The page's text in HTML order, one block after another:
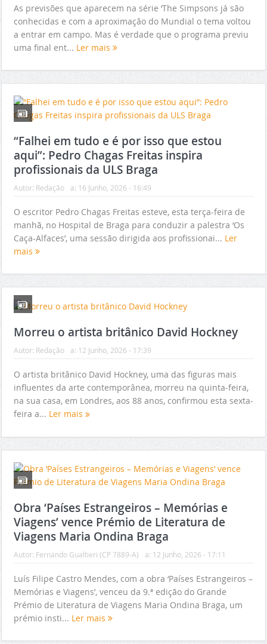
As previsões que aparecem na série ‘The Simpsons já são
conhecidas e com a aproximação do Mundial o tema voltou
a entrar em campo. Mas é verdade que o programa previu
uma final ent... Ler mais
“Falhei em tudo e é por isso que estou
aqui”: Pedro Chagas Freitas inspira
profissionais da ULS Braga
Autor: Redação a: 16 Junho, 2026 - 16:49
O escritor Pedro Chagas Freitas esteve, esta terça-feira de
manhã, no Hospital de Braga para conduzir a palestra ‘Os
Caça-Alfaces’, uma sessão dirigida aos profissionai... Ler
mais
Morreu o artista britânico David Hockney
Autor: Redação a: 12 Junho, 2026 - 17:39
O artista britânico David Hockney, uma das figuras mais
influentes da arte contemporânea, morreu na quinta-feira,
na sua casa, em Londres, aos 88 anos, confirmou esta sexta-
feira a... Ler mais
Obra ‘Países Estrangeiros – Memórias e
Viagens’ vence Prémio de Literatura de
Viagens Maria Ondina Braga
Autor: Fernando Gualtieri (CP 7889-A) a: 12 Junho, 2026 - 17:11
Luís Filipe Castro Mendes, com a obra ‘Países Estrangeiros –
Memórias e Viagens’, venceu da 9.ª edição do Grande
Prémio de Literatura de Viagens Maria Ondina Braga, um
prémio insti... Ler mais